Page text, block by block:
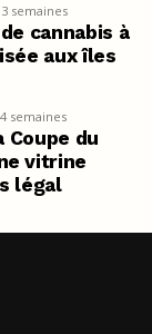
semaines
cannabis à
aux îles
semaines
du
vitrine
légal